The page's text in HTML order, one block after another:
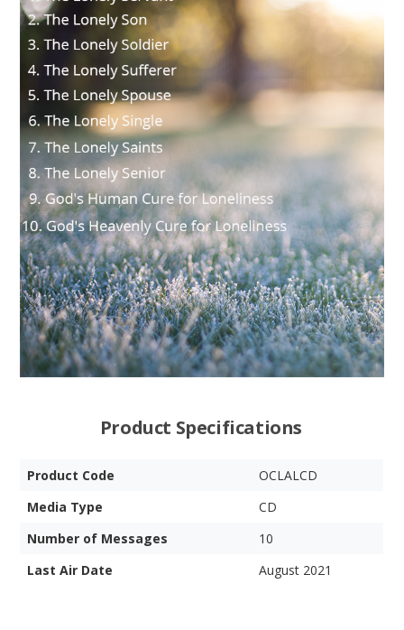
Product Specifications
Product Code
OCLALCD
Media Type
CD
Number of Messages
10
Last Air Date
August 2021